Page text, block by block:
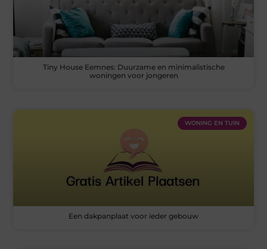
Tiny House Eemnes: Duurzame en minimalistische
woningen voor jongeren
WONING EN TUIN
Een dakpanplaat voor ieder gebouw